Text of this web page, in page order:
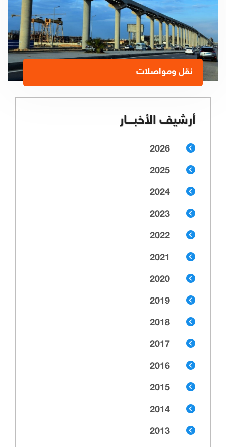
نقل ومواصلات
أرشيف الأخبـــار
2026
2025
2024
2023
2022
2021
2020
2019
2018
2017
2016
2015
2014
2013